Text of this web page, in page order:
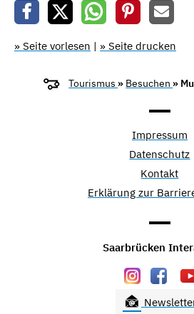
» Seite vorlesen | » Seite drucken
Tourismus » Besuchen »
Impressum
Datenschutz
Kontakt
Erklärung zur
Saarbrücken